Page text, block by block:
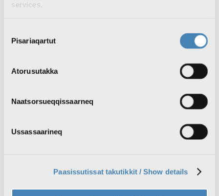
services.
Selection
Pisariaqartut
Atorusutakka
Naatsorsueqqissaarneq
Ussassaarineq
Paasissutissat takutikkit / Show details
Nyheder
Valg til Inatsisartut #IQ2025
Vejret
Se KNR1 Live
TV programoversigt
Søg podcasts
Ledige stillinger